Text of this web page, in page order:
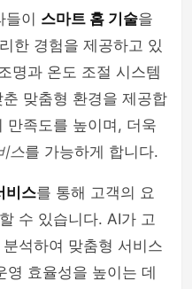
들이 스마트 홈 기술을
한 경험을 제공하고 있
명과 온도 조절 시스템
맞춤형 환경을 제공합
만족도를 높이며, 더욱
스를 가능하게 합니다.
비스를 통해 고객의 요
수 있습니다. AI가 고
석하여 맞춤형 서비스
영 효율성을 높이는 데